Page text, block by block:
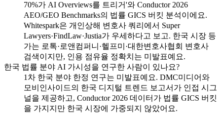
70%가 AI Overviews를 트리거'와 Conductor 2026
AEO/GEO Benchmarks의 법률 GICS 버킷 분석이에요.
Whitespark은 개인상해 변호사 쿼리에서 Super
Lawyers·FindLaw·Justia가 우세하다고 보고. 한국 시장 등
가는 로톡·로앤컴퍼니·헬프미·대한변호사협회 변호사
검색이지만, 인용 점유율 정확치는 미발표예요.
한국 법률 분야 AI 가시성을 연구한 사람이 있나요?
1차 한국 분야 한정 연구는 미발표예요. DMC미디어와
모비인사이드의 한국 디지털 트렌드 보고서가 인접 시그
널을 제공하고, Conductor 2026 데이터가 법률 GICS 버킷
을 가지지만 한국 시장에 가중되지 않았어요.